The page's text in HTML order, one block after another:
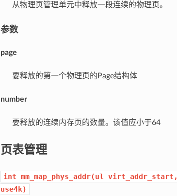
从物理页管理单元中释放一段连续的物理页。
参数
page
要释放的第一个物理页的Page结构体
number
要释放的连续内存页的数量。该值应小于64
页表管理
int mm_map_phys_addr(ul virt_addr_start,
use4k)